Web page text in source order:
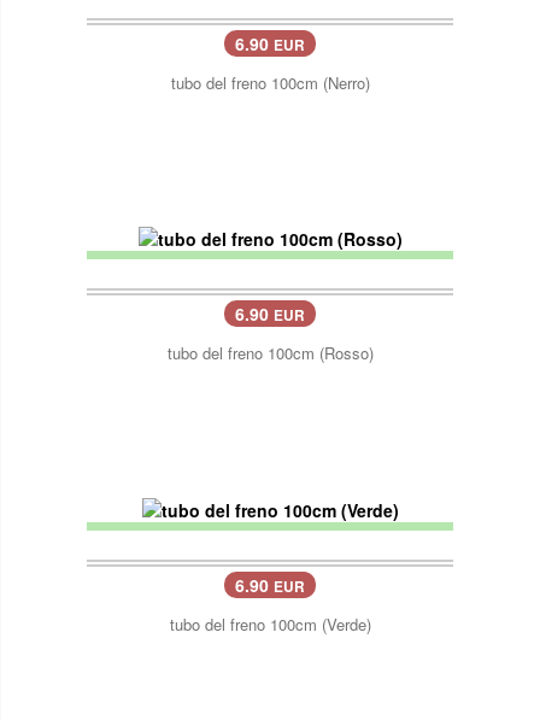
6.90 EUR
tubo del freno 100cm (Nerro)
6.90 EUR
tubo del freno 100cm (Rosso)
6.90 EUR
tubo del freno 100cm (Verde)